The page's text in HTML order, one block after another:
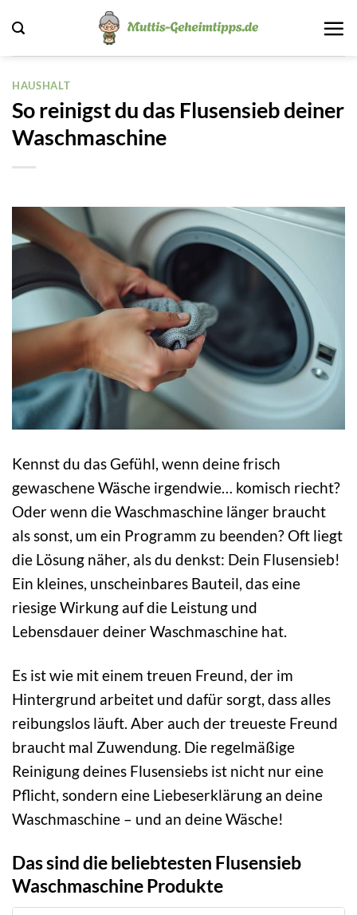
Inhalt
springen
HAUSHALT
So reinigst du das Flusensieb deiner
Waschmaschine
Kennst du das Gefühl, wenn deine frisch
gewaschene Wäsche irgendwie… komisch riecht?
Oder wenn die Waschmaschine länger braucht
als sonst, um ein Programm zu beenden? Oft liegt
die Lösung näher, als du denkst: Dein Flusensieb!
Ein kleines, unscheinbares Bauteil, das eine
riesige Wirkung auf die Leistung und
Lebensdauer deiner Waschmaschine hat.
Es ist wie mit einem treuen Freund, der im
Hintergrund arbeitet und dafür sorgt, dass alles
reibungslos läuft. Aber auch der treueste Freund
braucht mal Zuwendung. Die regelmäßige
Reinigung deines Flusensiebs ist nicht nur eine
Pflicht, sondern eine Liebeserklärung an deine
Waschmaschine – und an deine Wäsche!
Das sind die beliebtesten Flusensieb
Waschmaschine Produkte